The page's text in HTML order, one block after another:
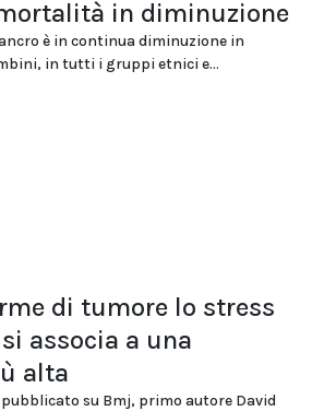
in diminuzione
è in continua diminuzione in
in tutti i gruppi etnici e...
di tumore lo stress
associa a una
alta
su Bmj, primo autore David